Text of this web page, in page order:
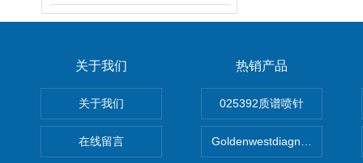
关于我们
关于我们
在线留言
热销产品
025392质谱喷针
Goldenwestdiagnostics总代